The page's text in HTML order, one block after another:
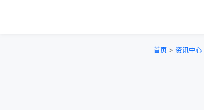
首页 > 资讯中心